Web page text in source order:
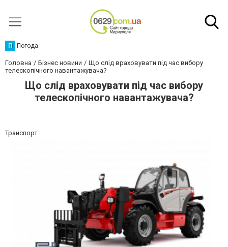
П Погода
Головна Бізнес новини
Що слід враховувати під час вибору
телескопічного навантажувача?
Що слід враховувати під час вибору
телескопічного навантажувача?
Транспорт